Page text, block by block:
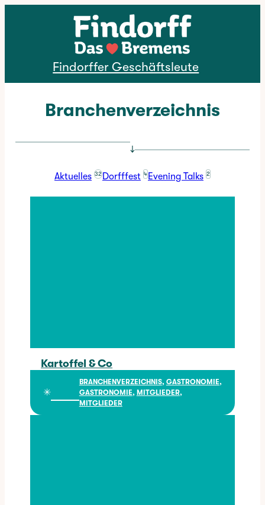
Direkt zum Inhalt
Findorffer Geschäftsleute
Branchenverzeichnis
↓
Aktuelles 32 Dorfffest 4 Evening Talks 2
Kartoffel & Co
Kartoffel & Co
✳︎
BRANCHENVERZEICHNIS, GASTRONOMIE ,
GASTRONOMIE, MITGLIEDER ,
MITGLIEDER